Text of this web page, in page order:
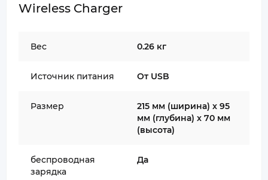
Wireless Charger
Вес 0.26 кг
Источник питания От USB
Размер
215 мм (ширина) x 95
мм (глубина) x 70 мм
(высота)
беспроводная
зарядка
Да